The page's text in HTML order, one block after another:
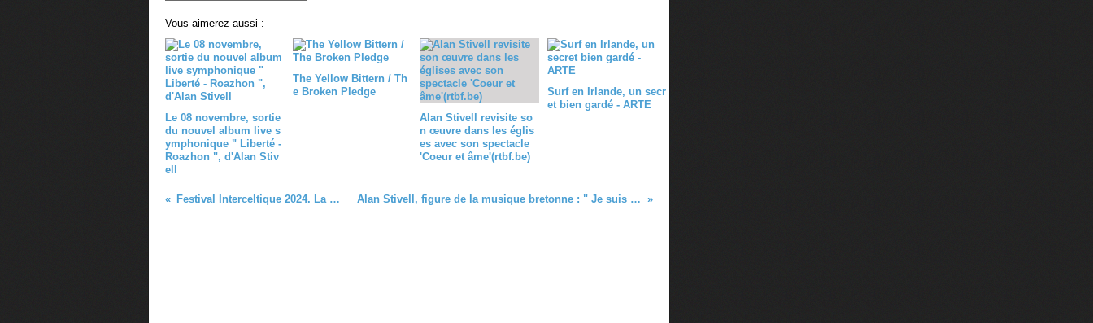
Vous aimerez aussi :
Le 08 novembre, sortie
du nouvel album live s
ymphonique " Liberté -
Roazhon ", d'Alan Stiv
ell
The Yellow Bittern / Th
e Broken Pledge
Alan Stivell revisite so
n œuvre dans les églis
es avec son spectacle
'Coeur et âme'(rtbf.be)
Surf en Irlande, un secr
et bien gardé - ARTE
Festival Interceltique 2024. La Grande Parade des nations celtes Alan Stivell, figure de la musique bretonne : " Je suis d'abord un obsédé celtique " (lemonde.fr / 17.08.24)